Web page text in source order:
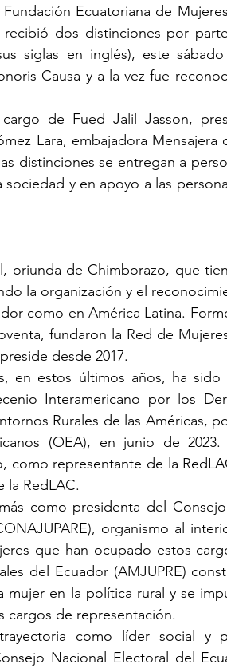
Ecuatoriana de
recibió dos distinciones por
siglas en inglés), este
Causa y a la vez fue
de Fued Jalil Jasson,
Lara, embajadora Mensajera
distinciones se entregan a
y en apoyo a las
oriunda de Chimborazo, que
la organización y el
como en América Latina.
fundaron la Red de
desde 2017.
en estos últimos años, ha sido
Interamericano por los
Rurales de las Américas,
(OEA), en junio de
como representante de la
la RedLAC.
como presidenta del
organismo al
que han ocupado estos
del Ecuador (AMJUPRE)
mujer en la política rural y se
cargos de representación.
como líder social y
Nacional Electoral del